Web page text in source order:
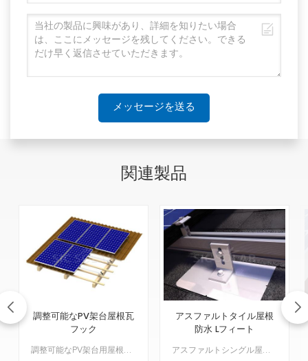
メッセージを送る
関連製品
調整可能なPV架台屋根瓦
フック
調整可能なPV架台用屋根瓦フックは、瓦屋根に損傷を与えることなく太陽光パネルを固定します。様々な瓦の厚さや屋根構造に合わせて設計された調整可能なPV架台用屋根瓦フックは、信頼性と耐久性に優れた太陽光パ...
アスファルトタイル屋根
防水 Lフィート
アスファルトシングル屋根や複合屋根にソーラーパネルを設置する確実な方法をお探しですか？アスファルトタイル屋根用フラッシングLフィートが、まさにうってつけのソリューションです。このフラッシングは、ゴムパ...